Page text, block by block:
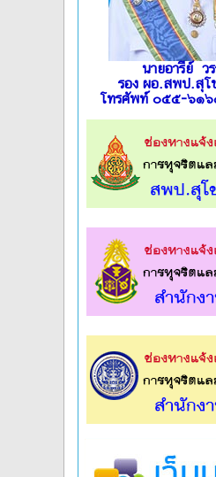
นายอารีย์ ว
รอง ผอ.สพป.สุโ
โทรศัพท์ ๐๕๕-๖๑